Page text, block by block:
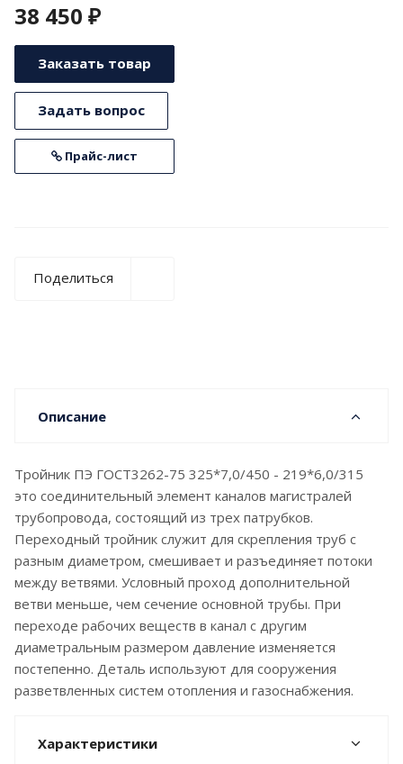
38 450 ₽
Заказать товар
Задать вопрос
Прайс-лист
Поделиться
Описание
Тройник ПЭ ГОСТ3262-75 325*7,0/450 - 219*6,0/315
это соединительный элемент каналов магистралей
трубопровода, состоящий из трех патрубков.
Переходный тройник служит для скрепления труб с
разным диаметром, смешивает и разъединяет потоки
между ветвями. Условный проход дополнительной
ветви меньше, чем сечение основной трубы. При
переходе рабочих веществ в канал с другим
диаметральным размером давление изменяется
постепенно. Деталь используют для сооружения
разветвленных систем отопления и газоснабжения.
Характеристики